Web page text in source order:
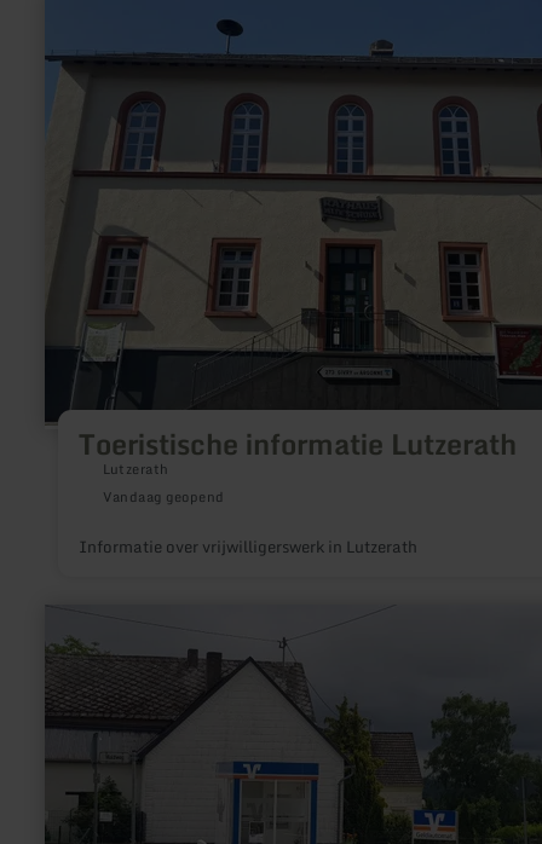
Toeristische informatie Lutzerath
Lutzerath
Vandaag geopend
Informatie over vrijwilligerswerk in Lutzerath
Toeristische
informatie
over:
Volksbank
Voba
Rhein-
Ahr-
SB
Hirten-